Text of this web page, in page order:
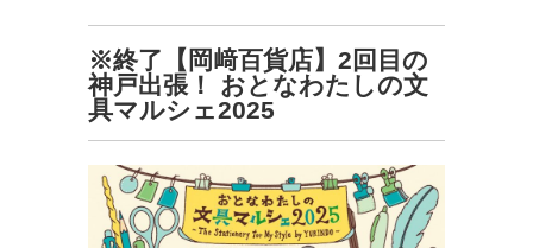
※終了【岡﨑百貨店】2回目の
神戸出張！ おとなわたしの文
具マルシェ2025